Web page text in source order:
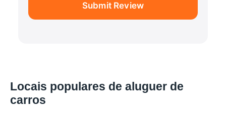
Submit Review
Locais populares de aluguer de
carros